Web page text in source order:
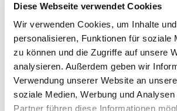
Diese Webseite verwendet Cookies
Wir verwenden Cookies, um Inhalte
personalisieren, Funktionen für soziale
zu können und die Zugriffe auf unsere
analysieren. Außerdem geben wir
Verwendung unserer Website an
soziale Medien, Werbung und
Partner führen diese Informationen